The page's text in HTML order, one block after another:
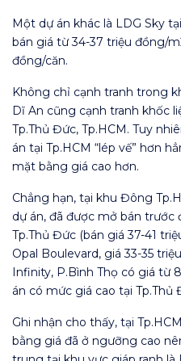
Một dự án khác là LDG Sky
bán giá từ 34-37 triệu đồng/
đồng/căn.
Không chỉ cạnh tranh trong
Dĩ An cũng cạnh tranh khốc
Tp.Thủ Đức, Tp.HCM. Tuy
án tại Tp.HCM “lép vế” hơn
mặt bằng giá cao hơn.
Chẳng hạn, tại khu Đông
dự án, đã được mở bán trước
Tp.Thủ Đức (bán giá 37-41
Opal Boulevard, giá 33-35
Infinity, P.Bình Thọ có giá từ
án có mức giá cao tại Tp.Thủ
Ghi nhận cho thấy, tại
bằng giá đã ở ngưỡng cao